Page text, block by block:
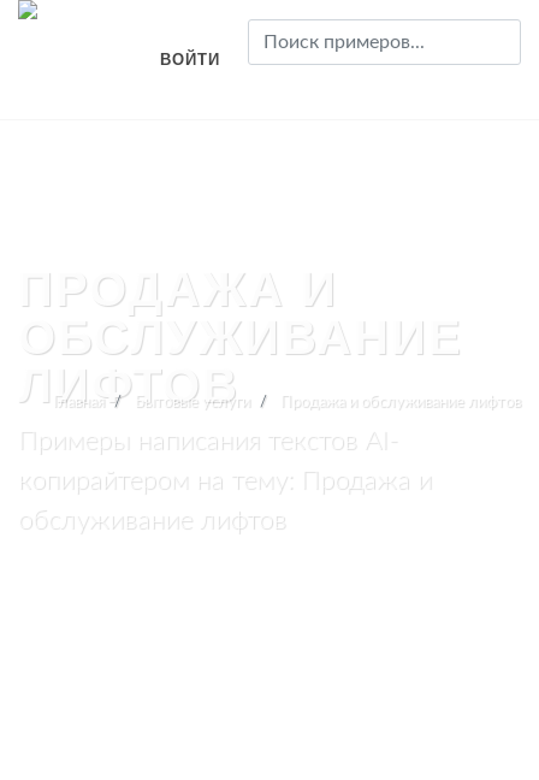
ВОЙТИ
ПРОДАЖА И
ОБСЛУЖИВАНИЕ
ЛИФТОВ
Примеры написания текстов AI-
копирайтером на тему: Продажа и
обслуживание лифтов
Главная Бытовые услуги Продажа и обслуживание лифтов